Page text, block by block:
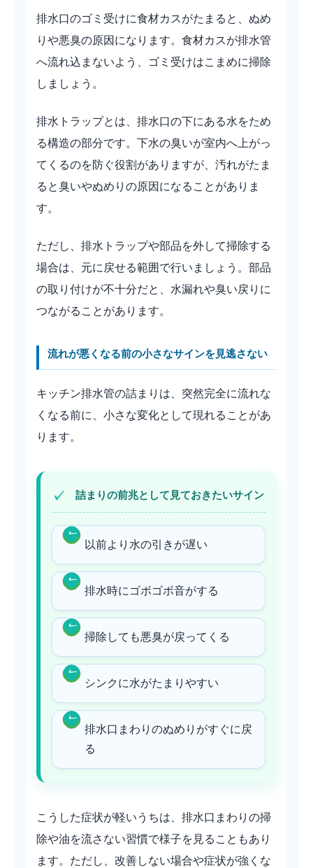
排水口のゴミ受けに食材カスがたまると、ぬめ
りや悪臭の原因になります。食材カスが排水管
へ流れ込まないよう、ゴミ受けはこまめに掃除
しましょう。
排水トラップとは、排水口の下にある水をため
る構造の部分です。下水の臭いが室内へ上がっ
てくるのを防ぐ役割がありますが、汚れがたま
ると臭いやぬめりの原因になることがありま
す。
ただし、排水トラップや部品を外して掃除する
場合は、元に戻せる範囲で行いましょう。部品
の取り付けが不十分だと、水漏れや臭い戻りに
つながることがあります。
流れが悪くなる前の小さなサインを見逃さない
キッチン排水管の詰まりは、突然完全に流れな
くなる前に、小さな変化として現れることがあ
ります。
詰まりの前兆として見ておきたいサイン
以前より水の引きが遅い
排水時にゴボゴボ音がする
掃除しても悪臭が戻ってくる
シンクに水がたまりやすい
排水口まわりのぬめりがすぐに戻
る
こうした症状が軽いうちは、排水口まわりの掃
除や油を流さない習慣で様子を見ることもあり
ます。ただし、改善しない場合や症状が強くな